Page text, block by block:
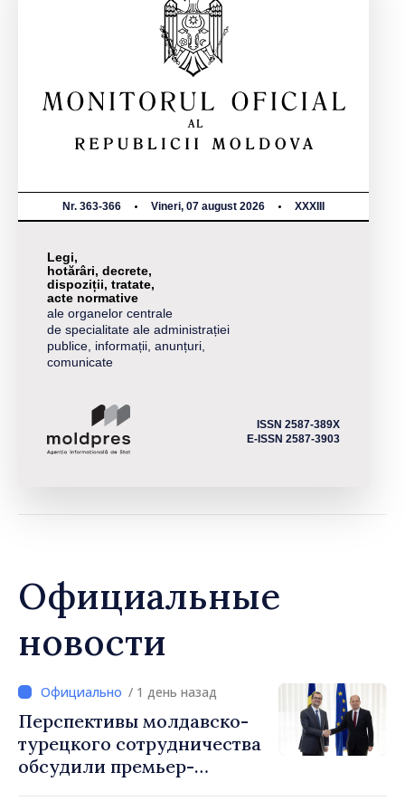
Nr. 363-366 Vineri, 07 august 2026 XXXIII
Legi,
hotărâri, decrete,
dispoziții, tratate,
acte normative
ale organelor centrale
de specialitate ale administrației
publice, informații, anunțuri,
comunicate
ISSN 2587-389X
E-ISSN 2587-3903
Официальные
новости
/ 1 день назад
Перспективы молдавско-
турецкого сотрудничества
обсудили премьер-